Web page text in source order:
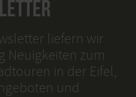
liefern wir
Neuigkeiten zum
in der Eifel,
und